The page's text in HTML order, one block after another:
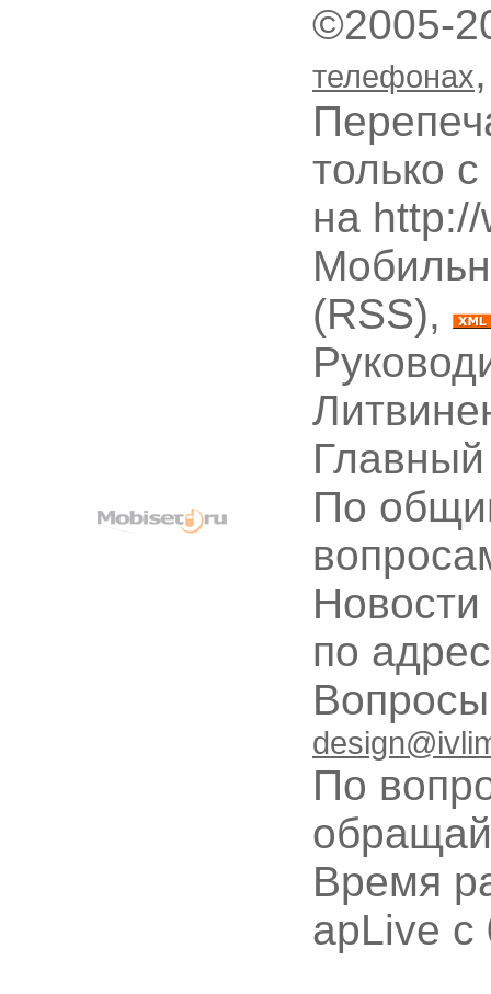
©2005-
телефонах
только
на
(RSS),
По
по
По
Время
apLive c